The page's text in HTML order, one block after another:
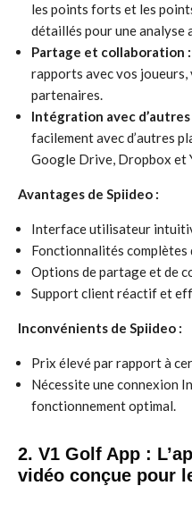
les points forts et les
détaillés pour une analyse
Partage et collaboration :
rapports avec vos
partenaires.
Intégration avec
facilement avec d’autres
Google Drive, Dropbox et
Avantages de Spiideo :
Interface utilisateur
Fonctionnalités complètes
Options de partage et de
Support client réactif et
Inconvénients de Spiideo :
Prix élevé par rapport à
Nécessite une connexion
fonctionnement optimal.
2. V1 Golf App :
vidéo conçue pour